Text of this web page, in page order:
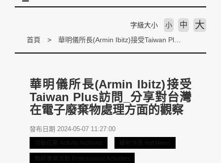
首頁
字級大小 小 中 大
華明儀所長(Armin Ibitz)接受
Taiwan Plus訪問_分享對台灣
在電子廢棄物處理方面的觀察
發布日期 2024-05-07 11:27:00
活動花絮 Activity Archives 最新消息 Hot News
教師專業活動 Professional Activities